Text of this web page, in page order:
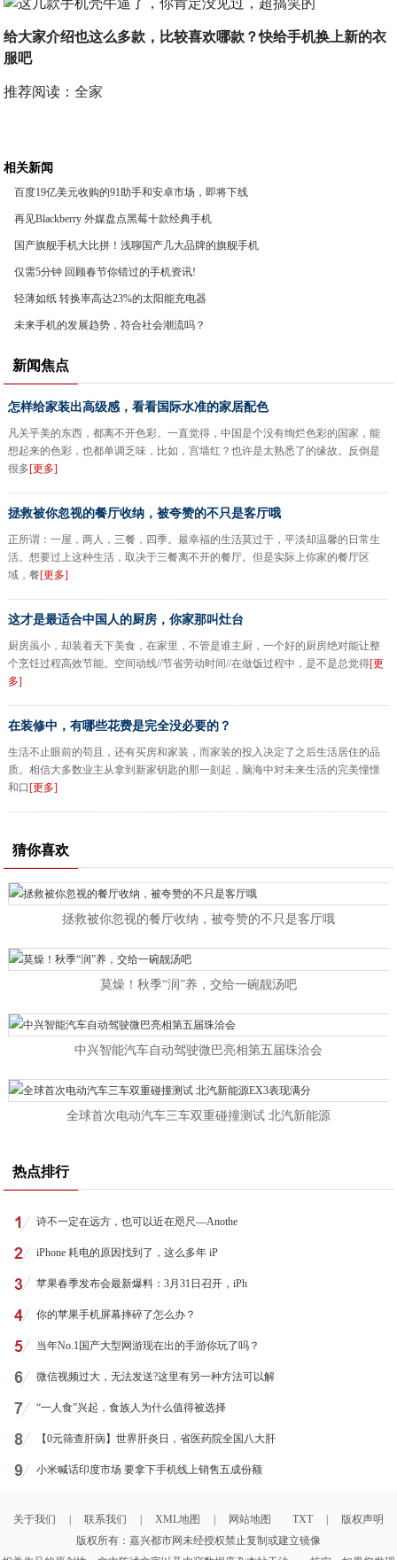
给大家介绍也这么多款，比较喜欢哪款？快给手机换上新的衣
服吧
推荐阅读：全家
相关新闻
百度19亿美元收购的91助手和安卓市场，即将下线
再见Blackberry 外媒盘点黑莓十款经典手机
国产旗舰手机大比拼！浅聊国产几大品牌的旗舰手机
仅需5分钟 回顾春节你错过的手机资讯!
轻薄如纸 转换率高达23%的太阳能充电器
未来手机的发展趋势，符合社会潮流吗？
新闻焦点
怎样给家装出高级感，看看国际水准的家居配色
凡关乎美的东西，都离不开色彩。一直觉得，中国是个没有绚烂色彩的国家，能
想起来的色彩，也都单调乏味，比如，宫墙红？也许是太熟悉了的缘故。反倒是
很多[更多]
拯救被你忽视的餐厅收纳，被夸赞的不只是客厅哦
正所谓：一屋，两人，三餐，四季。最幸福的生活莫过于，平淡却温馨的日常生
活。想要过上这种生活，取决于三餐离不开的餐厅。但是实际上你家的餐厅区
域，餐[更多]
这才是最适合中国人的厨房，你家那叫灶台
厨房虽小，却装着天下美食，在家里，不管是谁主厨，一个好的厨房绝对能让整
个烹饪过程高效节能。空间动线//节省劳动时间//在做饭过程中，是不是总觉得[更
多]
在装修中，有哪些花费是完全没必要的？
生活不止眼前的苟且，还有买房和家装，而家装的投入决定了之后生活居住的品
质。相信大多数业主从拿到新家钥匙的那一刻起，脑海中对未来生活的完美憧憬
和口 [更多]
猜你喜欢
拯救被你忽视的餐厅收纳，被夸赞的不只是客厅哦
莫燥！秋季“润”养，交给一碗靓汤吧
中兴智能汽车自动驾驶微巴亮相第五届珠洽会
全球首次电动汽车三车双重碰撞测试 北汽新能源
热点排行
诗不一定在远方，也可以近在咫尺—Anothe
iPhone 耗电的原因找到了，这么多年 iP
苹果春季发布会最新爆料：3月31日召开，iPh
你的苹果手机屏幕摔碎了怎么办？
当年No.1国产大型网游现在出的手游你玩了吗？
微信视频过大，无法发送?这里有另一种方法可以解
“一人食”兴起，食族人为什么值得被选择
【0元筛查肝病】世界肝炎日，省医药院全国八大肝
小米喊话印度市场 要拿下手机线上销售五成份额
关于我们 联系我们 XML地图 网站地图 TXT
版权声明
版权所有：嘉兴都市网未经授权禁止复制或建立镜像